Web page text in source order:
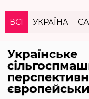
ВСІ УКРАЇНА
Українське